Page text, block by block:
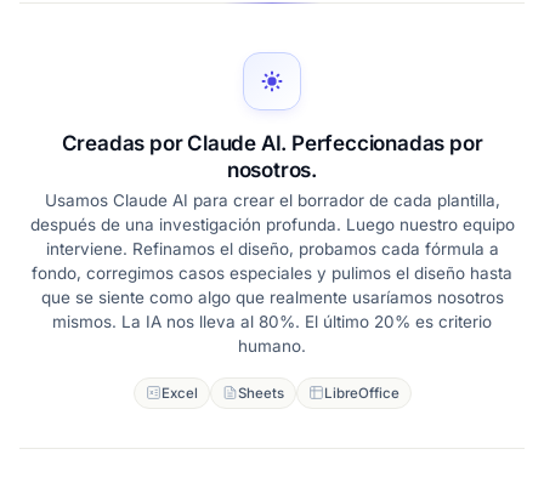
Creadas por Claude AI. Perfeccionadas por
nosotros.
Usamos Claude AI para crear el borrador de cada plantilla,
después de una investigación profunda. Luego nuestro equipo
interviene. Refinamos el diseño, probamos cada fórmula a
fondo, corregimos casos especiales y pulimos el diseño hasta
que se siente como algo que realmente usaríamos nosotros
mismos. La IA nos lleva al 80%. El último 20% es criterio
humano.
Excel Sheets LibreOffice